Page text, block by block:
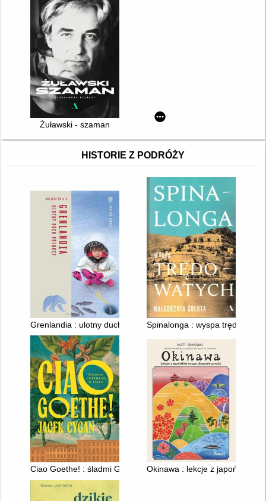
Żuławski - szaman
HISTORIE Z PODRÓŻY
Grenlandia : ulotny duch północySpinalonga : wyspa
Ciao Goethe! : śladmi Goethego w ItaliiOkinawa : lekcje z japońskiej